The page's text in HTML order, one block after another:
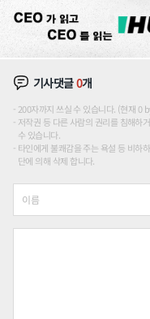
기사댓글0개
200자까지 쓰실 수 있습니다. (현재 0
저작권 등 다른 사람의 권리를 침해하
수 있습니다.
타인에게 불쾌감을 주는 욕설 등 비하
단에 의해 삭제 합니다.